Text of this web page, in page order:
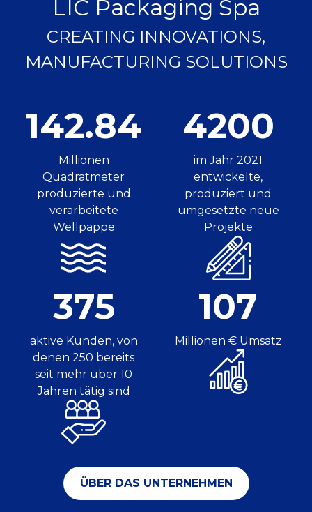
LIC Packaging Spa
CREATING INNOVATIONS,
MANUFACTURING SOLUTIONS
142.84
Millionen
Quadratmeter
produzierte und
verarbeitete
Wellpappe
4200
im Jahr 2021
entwickelte,
produziert und
umgesetzte neue
Projekte
375
aktive Kunden, von
denen 250 bereits
seit mehr über 10
Jahren tätig sind
107
Millionen € Umsatz
ÜBER DAS UNTERNEHMEN